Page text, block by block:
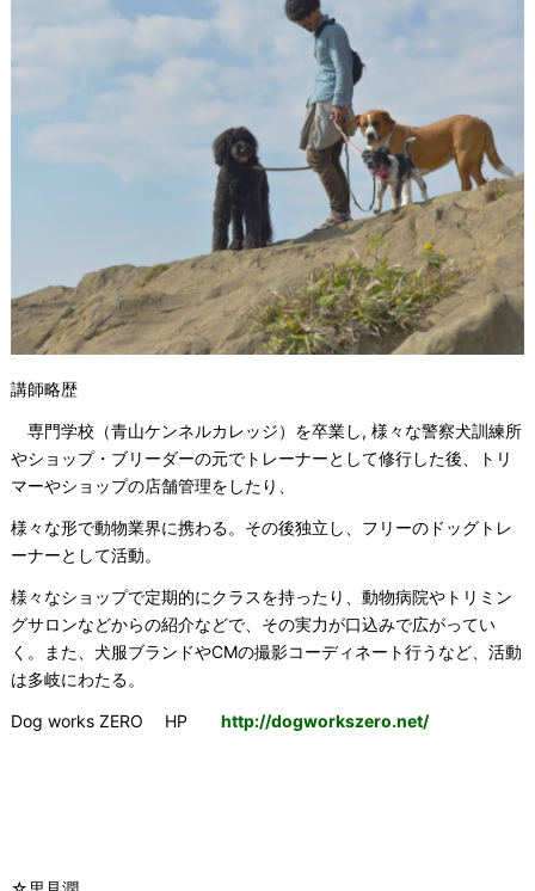
講師略歴
専門学校（青山ケンネルカレッジ）を卒業し, 様々な警察犬訓練所
やショップ・ブリーダーの元でトレーナーとして修行した後、トリ
マーやショップの店舗管理をしたり、
様々な形で動物業界に携わる。 その後独立し、フリーのドッグトレ
ーナーとして活動。
様々なショップで定期的にクラスを持ったり、動物病院やトリミン
グサロンなどからの紹介などで、その実力が口込みで広がってい
く。また、犬服ブランドやCMの撮影コーディネート行うなど、活動
は多岐にわたる。
Dog works ZERO HP http://dogworkszero.net/